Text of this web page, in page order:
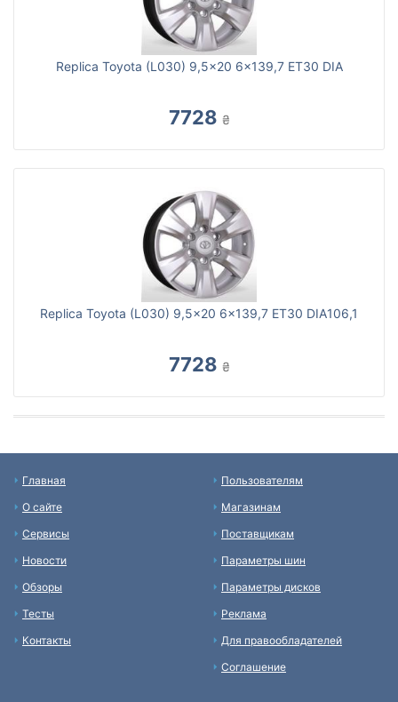
Replica Toyota (L030) 9,5x20 6x139,7 ET30 DIA
7728 ₴
Replica Toyota (L030) 9,5x20 6x139,7 ET30 DIA106,1
7728 ₴
Главная
О сайте
Сервисы
Новости
Обзоры
Тесты
Контакты
Пользователям
Магазинам
Поставщикам
Параметры шин
Параметры дисков
Реклама
Для правообладателей
Соглашение